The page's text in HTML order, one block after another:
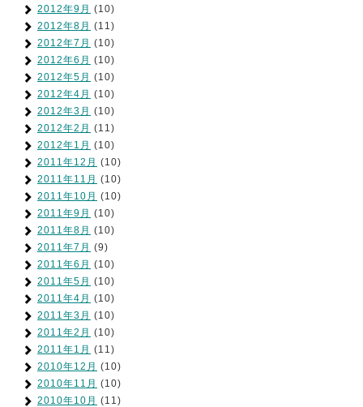
2012年9月 (10)
2012年8月 (11)
2012年7月 (10)
2012年6月 (10)
2012年5月 (10)
2012年4月 (10)
2012年3月 (10)
2012年2月 (11)
2012年1月 (10)
2011年12月 (10)
2011年11月 (10)
2011年10月 (10)
2011年9月 (10)
2011年8月 (10)
2011年7月 (9)
2011年6月 (10)
2011年5月 (10)
2011年4月 (10)
2011年3月 (10)
2011年2月 (10)
2011年1月 (11)
2010年12月 (10)
2010年11月 (10)
2010年10月 (11)